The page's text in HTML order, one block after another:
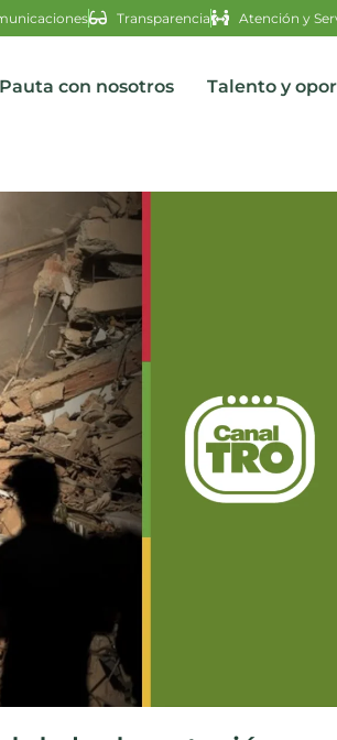
Transparencia Atención y
Pauta con nosotros Talento y